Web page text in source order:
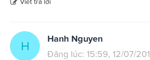
Viết trả lời
H
Hanh Nguyen
Đăng lúc: 15:59, 12/07/